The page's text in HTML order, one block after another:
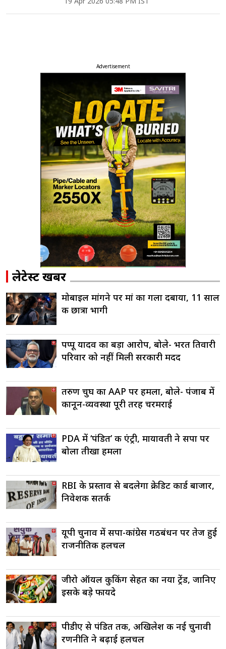
Advertisement
लेटेस्ट खबरें
मोबाइल मांगने पर मां का गला दबाया, 11 साल
की छात्रा भागी
पप्पू यादव का बड़ा आरोप, बोले- भरत तिवारी
परिवार को नहीं मिली सरकारी मदद
तरुण चुघ का AAP पर हमला, बोले- पंजाब में
कानून-व्यवस्था पूरी तरह चरमराई
PDA में ‘पंडित’ की एंट्री, मायावती ने सपा पर
बोला तीखा हमला
RBI के प्रस्ताव से बदलेगा क्रेडिट कार्ड बाजार,
निवेशक सतर्क
यूपी चुनाव में सपा-कांग्रेस गठबंधन पर तेज हुई
राजनीतिक हलचल
जीरो ऑयल कुकिंग सेहत का नया ट्रेंड, जानिए
इसके बड़े फायदे
पीडीए से पंडित तक, अखिलेश की नई चुनावी
रणनीति ने बढ़ाई हलचल